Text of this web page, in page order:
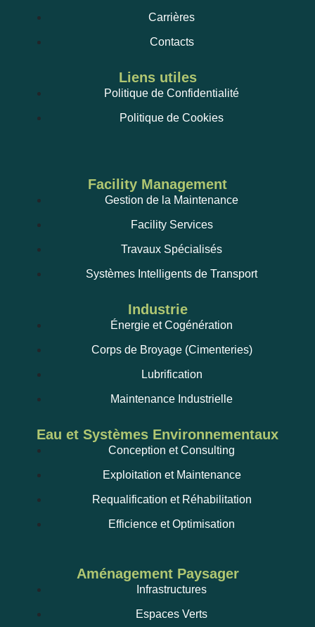
Carrières
Contacts
Liens utiles
Politique de Confidentialité
Politique de Cookies
Facility Management
Gestion de la Maintenance
Facility Services
Travaux Spécialisés
Systèmes Intelligents de Transport
Industrie
Énergie et Cogénération
Corps de Broyage (Cimenteries)
Lubrification
Maintenance Industrielle
Eau et Systèmes Environnementaux
Conception et Consulting
Exploitation et Maintenance
Requalification et Réhabilitation
Efficience et Optimisation
Aménagement Paysager
Infrastructures
Espaces Verts